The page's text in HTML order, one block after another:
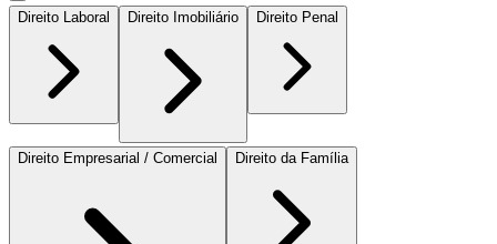
Direito Laboral Direito Imobiliário Direito Penal
Direito Empresarial / Comercial Direito da Família